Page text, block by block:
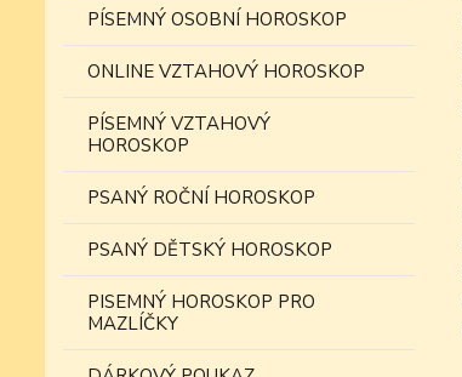
PÍSEMNÝ OSOBNÍ HOROSKOP
ONLINE VZTAHOVÝ HOROSKOP
PÍSEMNÝ VZTAHOVÝ
HOROSKOP
PSANÝ ROČNÍ HOROSKOP
PSANÝ DĚTSKÝ HOROSKOP
PISEMNÝ HOROSKOP PRO
MAZLÍČKY